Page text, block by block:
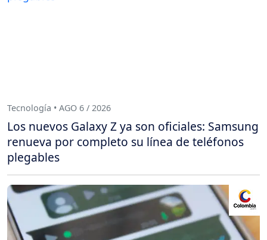
Tecnología • AGO 6 / 2026
Los nuevos Galaxy Z ya son oficiales: Samsung
renueva por completo su línea de teléfonos
plegables